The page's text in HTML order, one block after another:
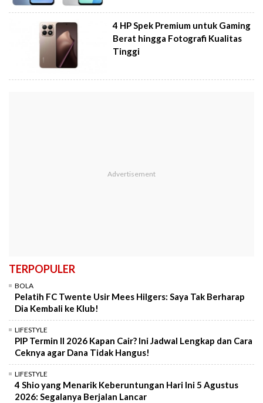
4 HP Spek Premium untuk Gaming
Berat hingga Fotografi Kualitas
Tinggi
TERPOPULER
BOLA
Pelatih FC Twente Usir Mees Hilgers: Saya Tak Berharap
Dia Kembali ke Klub!
LIFESTYLE
PIP Termin II 2026 Kapan Cair? Ini Jadwal Lengkap dan Cara
Ceknya agar Dana Tidak Hangus!
LIFESTYLE
4 Shio yang Menarik Keberuntungan Hari Ini 5 Agustus
2026: Segalanya Berjalan Lancar